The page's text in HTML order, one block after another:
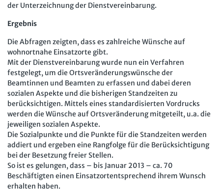
Soziale Sicherheit
der Unterzeichnung der Dienstvereinbarung.
Ergebnis
Die Abfragen zeigten, dass es zahlreiche Wünsche auf
wohnortnahe Einsatzorte gibt.
Mit der Dienstvereinbarung wurde nun ein Verfahren
festgelegt, um die Ortsveränderungswünsche der
Beamtinnen und Beamten zu erfassen und dabei deren
sozialen Aspekte und die bisherigen Standzeiten zu
berücksichtigen. Mittels eines standardisierten Vordrucks
werden die Wünsche auf Ortsveränderung mitgeteilt, u.a. die
jeweiligen sozialen Aspekte.
Die Sozialpunkte und die Punkte für die Standzeiten werden
addiert und ergeben eine Rangfolge für die Berücksichtigung
bei der Besetzung freier Stellen.
So ist es gelungen, dass – bis Januar 2013 – ca. 70
Beschäftigten einen Einsatzortentsprechend ihrem Wunsch
erhalten haben.